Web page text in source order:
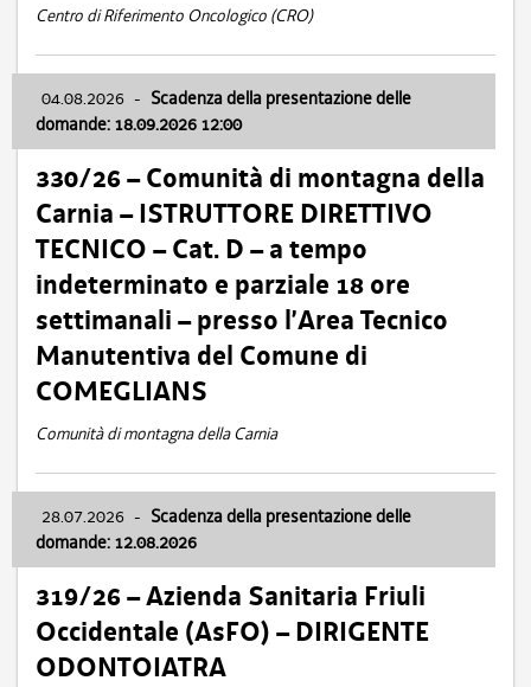
Centro di Riferimento Oncologico (CRO)
04.08.2026 - Scadenza della presentazione delle
domande: 18.09.2026 12:00
330/26 – Comunità di montagna della
Carnia – ISTRUTTORE DIRETTIVO
TECNICO – Cat. D – a tempo
indeterminato e parziale 18 ore
settimanali – presso l’Area Tecnico
Manutentiva del Comune di
COMEGLIANS
Comunità di montagna della Carnia
28.07.2026 - Scadenza della presentazione delle
domande: 12.08.2026
319/26 – Azienda Sanitaria Friuli
Occidentale (AsFO) – DIRIGENTE
ODONTOIATRA